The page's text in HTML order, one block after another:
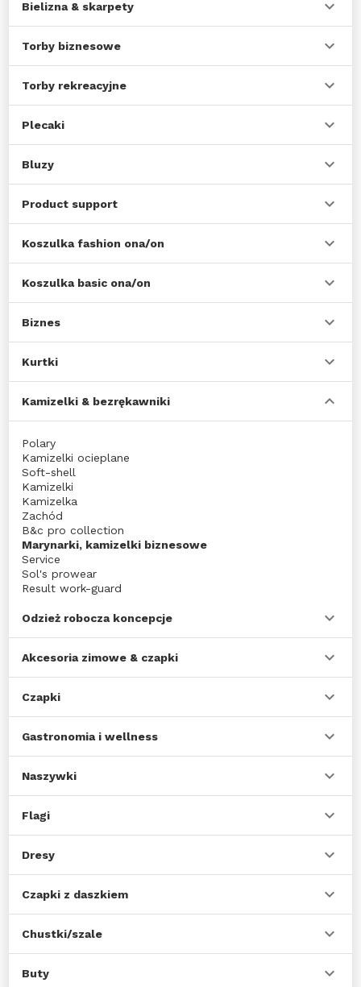
Bielizna & skarpety
Torby biznesowe
Torby rekreacyjne
Plecaki
Bluzy
Product support
Koszulka fashion ona/on
Koszulka basic ona/on
Biznes
Kurtki
Kamizelki & bezrękawniki
Polary
Kamizelki ocieplane
Soft-shell
Kamizelki
Kamizelka
Zachód
B&c pro collection
Marynarki, kamizelki biznesowe
Service
Sol's prowear
Result work-guard
Kurtki
Odzież robocza koncepcje
Akcesoria zimowe & czapki
Czapki
Gastronomia i wellness
Naszywki
Flagi
Dresy
Czapki z daszkiem
Chustki/szale
Buty